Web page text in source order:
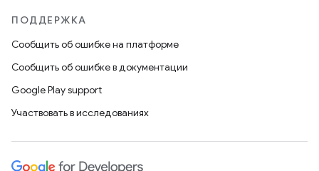
ПОДДЕРЖКА
Сообщить об ошибке на платформе
Сообщить об ошибке в документации
Google Play support
Участвовать в исследованиях